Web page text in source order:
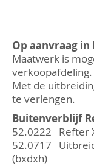
naar
het
begin
van
de
afbeeldingen-
gallerij
Op aanvraag
Maatwerk is
verkoopafdeling.
Met de
te verlengen.
Buitenverblijf
52.0222 Refter
52.0717
(bxdxh)